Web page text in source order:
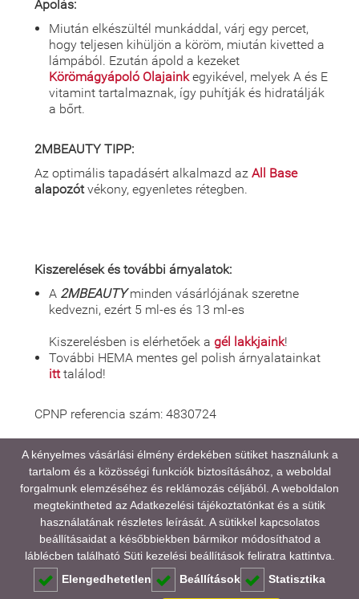
Ápolás:
Miután elkészültél munkáddal, várj egy percet,
hogy teljesen kihüljön a köröm, miután kivetted a
lámpából. Ezután ápold a kezeket
Körömágyápoló Olajainkegyikével, melyek A és E
vitamint tartalmaznak, így puhítják és hidratálják
a bőrt.
2MBEAUTY TIPP:
Az optimális tapadásért alkalmazd az All Base
alapozótvékony, egyenletes rétegben.
Kiszerelések és további árnyalatok:
A 2MBEAUTYminden vásárlójának szeretne
kedvezni, ezért 5 ml-es és 13 ml-es
Kiszerelésben is elérhetőek a gél lakkjaink!
További HEMA mentes gel polish árnyalatainkat
itttalálod!
CPNP referencia szám: 4830724
A médiatartalmainkban megjelenő színek eltérhetnek
a valóságtól, kijelző és monitor beállításaitól,
valamint a környezeti fényviszonyoktól függően.
GYAKORI KÉRDÉSEK (FAQ)
A kényelmes vásárlási élmény érdekében sütiket használunk a
tartalom és a közösségi funkciók biztosításához, a weboldal
forgalmunk elemzéséhez és reklámozás céljából. A weboldalon
megtekintheted azAdatkezelési tájékoztatónkat és a sütik
használatának részletes leírását. A sütikkel kapcsolatos
beállításaidat a későbbiekben bármikor módosíthatod a
láblécben található Süti kezelési beállítások feliratra kattintva.
Elengedhetetlen
Beállítások Statisztika